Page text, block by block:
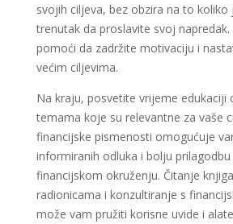
svojih ciljeva, bez obzira na to koliko
trenutak da proslavite svoj
pomoći da zadržite motivaciju i
većim ciljevima.
Na kraju, posvetite vrijeme edukaciji
temama koje su relevantne za vaše
financijske pismenosti omogućuje
informiranih odluka i bolju
financijskom okruženju. Čitanje
radionicama i konzultiranje s
može vam pružiti korisne uvide i